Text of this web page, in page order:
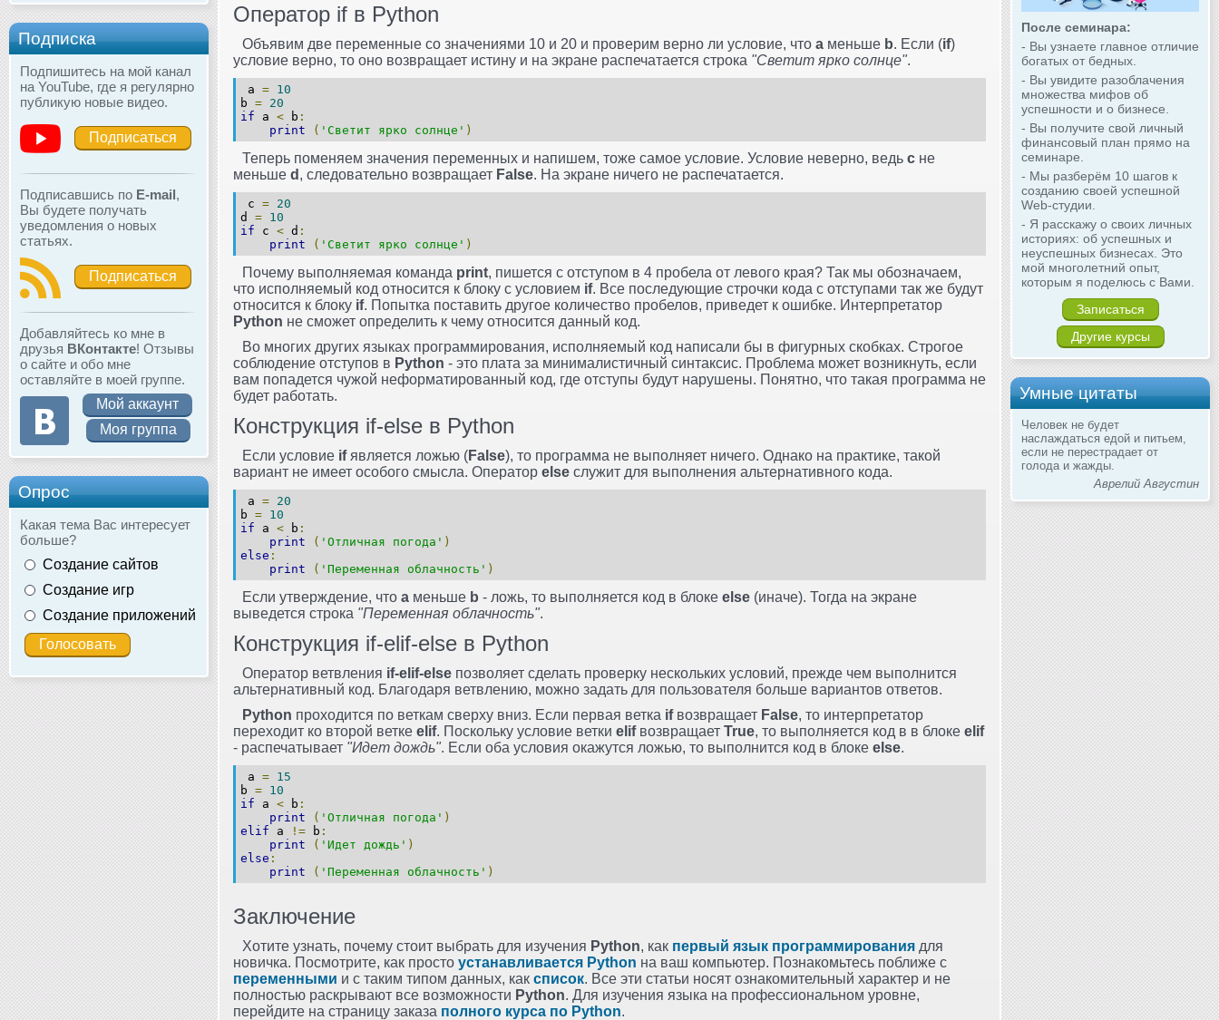
Подписка
Подпишитесь на мой канал
на YouTube, где я регулярно
публикую новые видео.
Подписаться
Подписавшись по E-mail,
Вы будете получать
уведомления о новых
статьях.
Подписаться
Добавляйтесь ко мне в
друзья ВКонтакте! Отзывы
о сайте и обо мне
оставляйте в моей группе.
Мой аккаунт
Моя группа
Опрос
Какая тема Вас интересует
больше?
Создание сайтов
Создание игр
Создание приложений
После семинара:
- Вы узнаете главное отличие
богатых от бедных.
- Вы увидите разоблачения
множества мифов об
успешности и о бизнесе.
- Вы получите свой личный
финансовый план прямо на
семинаре.
- Мы разберём 10 шагов к
созданию своей успешной
Web-студии.
- Я расскажу о своих личных
историях: об успешных и
неуспешных бизнесах. Это
мой многолетний опыт,
которым я поделюсь с Вами.
Записаться
Другие курсы
Умные цитаты
Человек не будет
наслаждаться едой и питьем,
если не перестрадает от
голода и жажды.
Аврелий Августин
Оператор if в Python
Объявим две переменные со значениями 10 и 20 и проверим верно ли условие, что a меньше b. Если (if)
условие верно, то оно возвращает истину и на экране распечатается строка "Светит ярко солнце".
a = 10
b = 20
if a < b :
print
( 'Светит ярко солнце' )
Теперь поменяем значения переменных и напишем, тоже самое условие. Условие неверно, ведь c не
меньше d , следовательно возвращает False. На экране ничего не распечатается.
c = 20
d = 10
if c < d :
print
( 'Светит ярко солнце' )
Почему выполняемая команда print, пишется с отступом в 4 пробела от левого края? Так мы обозначаем,
что исполняемый код относится к блоку с условием if. Все последующие строчки кода с отступами так же будут
относится к блоку if. Попытка поставить другое количество пробелов, приведет к ошибке. Интерпретатор
Python не сможет определить к чему относится данный код.
Во многих других языках программирования, исполняемый код написали бы в фигурных скобках. Строгое
соблюдение отступов в Python - это плата за минималистичный синтаксис. Проблема может возникнуть, если
вам попадется чужой неформатированный код, где отступы будут нарушены. Понятно, что такая программа не
будет работать.
Конструкция if-else в Python
Если условие ifявляется ложью (False), то программа не выполняет ничего. Однако на практике, такой
вариант не имеет особого смысла. Оператор else служит для выполнения альтернативного кода.
a = 20
b = 10
if a < b :
print
( 'Отличная погода' )
else :
print
( 'Переменная облачность' )
Если утверждение, что a меньше b - ложь, то выполняется код в блоке else (иначе). Тогда на экране
выведется строка "Переменная облачность".
Конструкция if-elif-else в Python
Оператор ветвления if-elif-else позволяет сделать проверку нескольких условий, прежде чем выполнится
альтернативный код. Благодаря ветвлению, можно задать для пользователя больше вариантов ответов.
Python проходится по веткам сверху вниз. Если первая ветка ifвозвращает False, то интерпретатор
переходит ко второй ветке elif. Поскольку условие ветки elifвозвращает True, то выполняется код в в блоке elif
- распечатывает "Идет дождь". Если оба условия окажутся ложью, то выполнится код в блоке else.
a = 15
b = 10
if a < b :
print
( 'Отличная погода' )
elif a != b :
print
( 'Идет дождь' )
else :
print
( 'Переменная облачность' )
Заключение
Хотите узнать, почему стоит выбрать для изучения Python, как первый язык программирования для
новичка. Посмотрите, как просто устанавливается Python на ваш компьютер. Познакомьтесь поближе с
переменными и с таким типом данных, как список. Все эти статьи носят ознакомительный характер и не
полностью раскрывают все возможности Python. Для изучения языка на профессиональном уровне,
перейдите на страницу заказа полного курса по Python.